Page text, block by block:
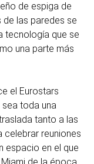
de espiga de
las paredes se
tecnología que se
una parte más
el Eurostars
toda una
tanto a las
celebrar reuniones
espacio en el que